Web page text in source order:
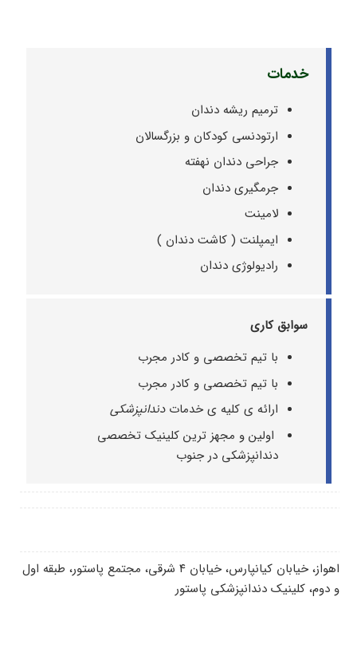
خدمات
ترمیم ریشه دندان
ارتودنسی کودکان و بزرگسالان
جراحی دندان نهفته
جرمگیری دندان
لامینت
ایمپلنت ( کاشت دندان )
رادیولوژی دندان
سوابق کاری
با تیم تخصصی و کادر مجرب
با تیم تخصصی و کادر مجرب
ارائه ی کلیه ی خدماتدندانپزشکی
اولین و مجهز ترین کلینیک تخصصی
دندانپزشکی در جنوب
اهواز، خیابان کیانپارس، خیابان ۴ شرقی، مجتمع پاستور، طبقه اول
و دوم، کلینیک دندانپزشکی پاستور